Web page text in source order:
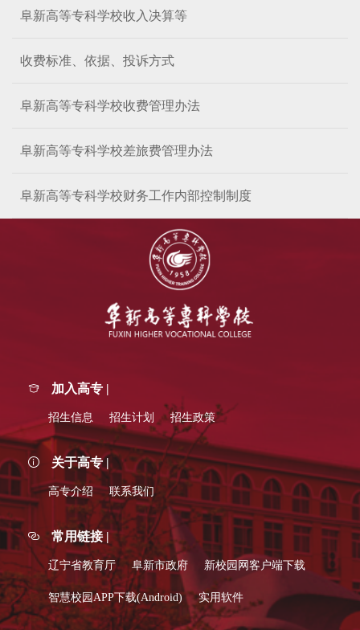
阜新高等专科学校收入决算等
收费标准、依据、投诉方式
阜新高等专科学校收费管理办法
阜新高等专科学校差旅费管理办法
阜新高等专科学校财务工作内部控制制度
加入高专 |
招生信息 招生计划 招生政策
关于高专 |
高专介绍 联系我们
常用链接 |
辽宁省教育厅 阜新市政府 新校园网客户端下载
智慧校园APP下载(Android) 实用软件